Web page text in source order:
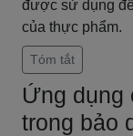
được sử dụng
của thực phẩm.
Tóm tắt
Ứng dụng
trong bảo